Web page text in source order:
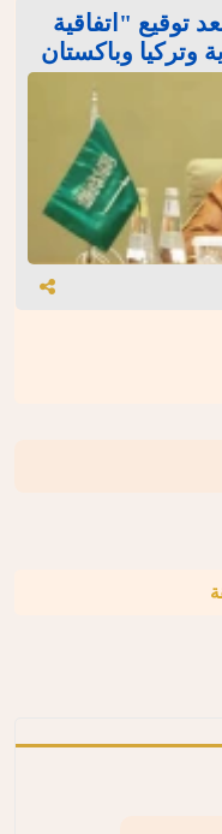
توقيع "اتفاقية
وتركيا وباكستان